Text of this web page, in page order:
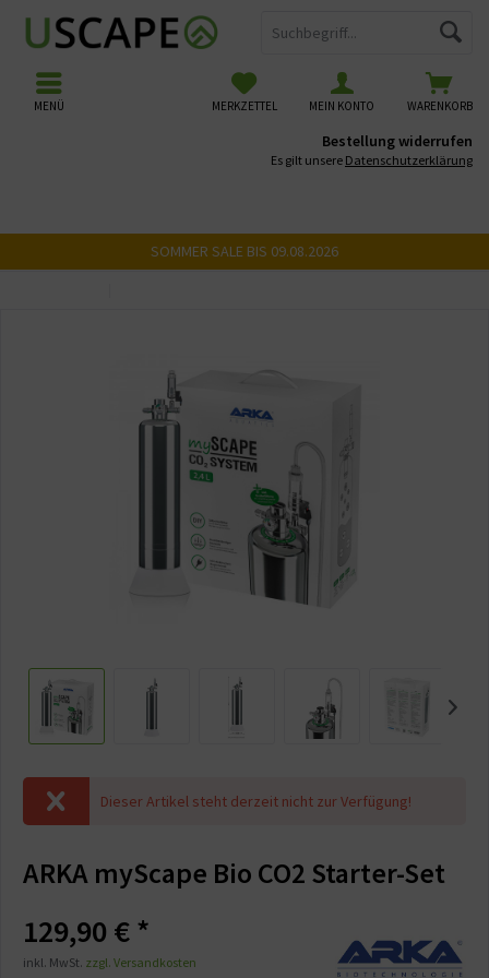
WARENKORB
MERKZETTEL MEIN KONTO
MENÜ
Bestellung widerrufen
Es gilt unsere Datenschutzerklärung
SOMMER SALE BIS 09.08.2026
Dieser Artikel steht derzeit nicht zur Verfügung!
ARKA myScape Bio CO2 Starter-Set
129,90 € *
inkl. MwSt. zzgl. Versandkosten